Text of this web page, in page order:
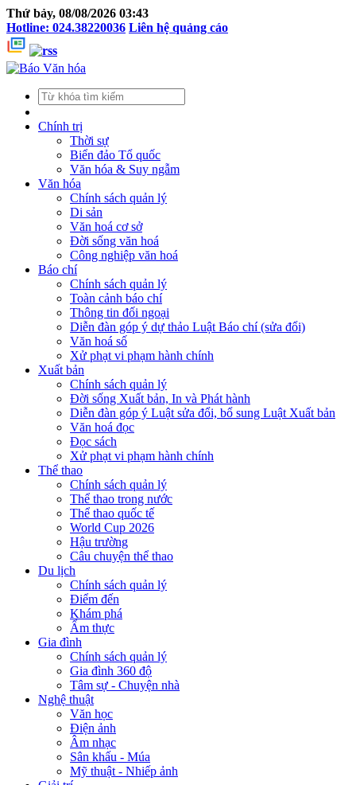
Thứ bảy, 08/08/2026 03:43
Hotline: 024.38220036 Liên hệ quảng cáo
Chính trị
Thời sự
Biển đảo Tổ quốc
Văn hóa & Suy ngẫm
Văn hóa
Chính sách quản lý
Di sản
Văn hoá cơ sở
Đời sống văn hoá
Công nghiệp văn hoá
Báo chí
Chính sách quản lý
Toàn cảnh báo chí
Thông tin đối ngoại
Diễn đàn góp ý dự thảo Luật Báo chí (sửa đổi)
Văn hoá số
Xử phạt vi phạm hành chính
Xuất bản
Chính sách quản lý
Đời sống Xuất bản, In và Phát hành
Diễn đàn góp ý Luật sửa đổi, bổ sung Luật Xuất bản
Văn hoá đọc
Đọc sách
Xử phạt vi phạm hành chính
Thể thao
Chính sách quản lý
Thể thao trong nước
Thể thao quốc tế
World Cup 2026
Hậu trường
Câu chuyện thể thao
Du lịch
Chính sách quản lý
Điểm đến
Khám phá
Ẩm thực
Gia đình
Chính sách quản lý
Gia đình 360 độ
Tâm sự - Chuyện nhà
Nghệ thuật
Văn học
Điện ảnh
Âm nhạc
Sân khấu - Múa
Mỹ thuật - Nhiếp ảnh